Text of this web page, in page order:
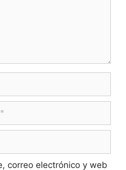
correo electrónico y web